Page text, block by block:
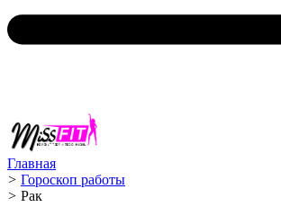
Главная
> Гороскоп работы
> Рак ️